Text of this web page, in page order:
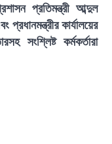
প্রতিমন্ত্রী আব্দুল
প্রধানমন্ত্রীর কার্যালয়ের
সংশ্লিষ্ট কর্মকর্তারা